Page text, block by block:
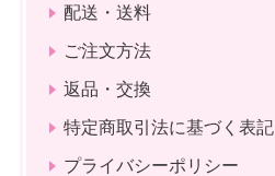
配送・送料
ご注文方法
返品・交換
特定商取引法に基づく表記
プライバシーポリシー